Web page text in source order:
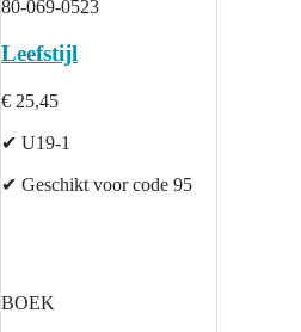
80-069-0523
Leefstijl
€ 25,45
✔ U19-1
✔ Geschikt voor code 95
BOEK